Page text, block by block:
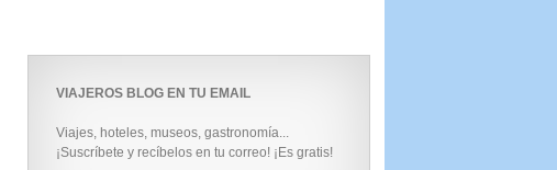
VIAJEROS BLOG EN TU EMAIL
Viajes, hoteles, museos, gastronomía...
¡Suscríbete y recíbelos en tu correo! ¡Es gratis!